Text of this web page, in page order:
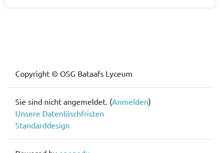
Copyright © OSG Bataafs Lyceum
Sie sind nicht angemeldet. (Anmelden)
Unsere Datenlöschfristen
Standarddesign